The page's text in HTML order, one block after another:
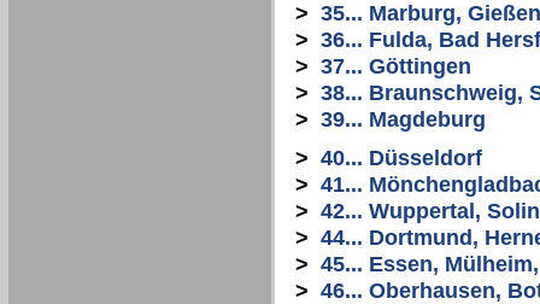
> 35... Marburg,
> 36... Fulda, Bad
> 37... Göttingen
> 38... Braunschweig,
> 39... Magdeburg
> 40... Düsseldorf
> 41...
> 42... Wuppertal,
> 44... Dortmund,
> 45... Essen,
> 46... Oberhausen,